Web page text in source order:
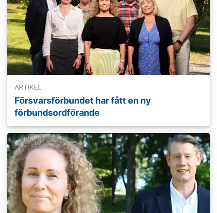
ARTIKEL
Försvarsförbundet har fått en ny
förbundsordförande
Läs mer